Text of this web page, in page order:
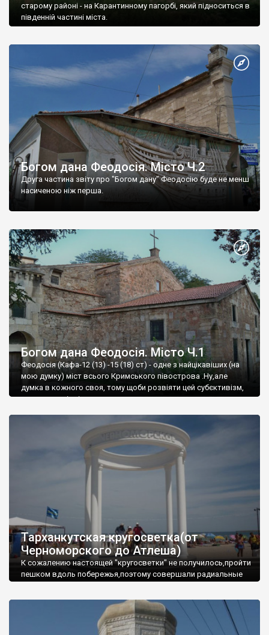
старому районі - на Карантинному пагорбі, який підноситься в
південній частині міста.
Богом дана Феодосія. Місто Ч.2
Друга частина звіту про "Богом дану" Феодосію буде не менш
насиченою ніж перша.
Богом дана Феодосія. Місто Ч.1
Феодосія (Кафа-12 (13) -15 (18) ст) - одне з найцікавіших (на
мою думку) міст всього Кримського півострова .Ну,але
думка в кожного своя, тому щоби розвіяти цей субєктивізм,
запрошую відвідати це
Тарханкутская кругосветка(от
Черноморского до Атлеша)
К сожалению настоящей "кругосветки" не получилось,пройти
пешком вдоль побережья,поэтому совершали радиальные